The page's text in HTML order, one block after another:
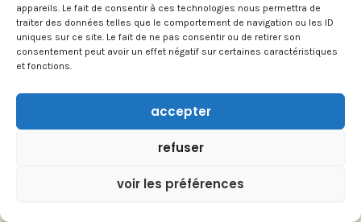
appareils. Le fait de consentir à ces technologies nous permettra de
traiter des données telles que le comportement de navigation ou les ID
uniques sur ce site. Le fait de ne pas consentir ou de retirer son
consentement peut avoir un effet négatif sur certaines caractéristiques
et fonctions.
accepter
refuser
voir les préférences
[wpconsent_cookie_policy]
À PROPOS
TRAVAILLER AVEC NOUS